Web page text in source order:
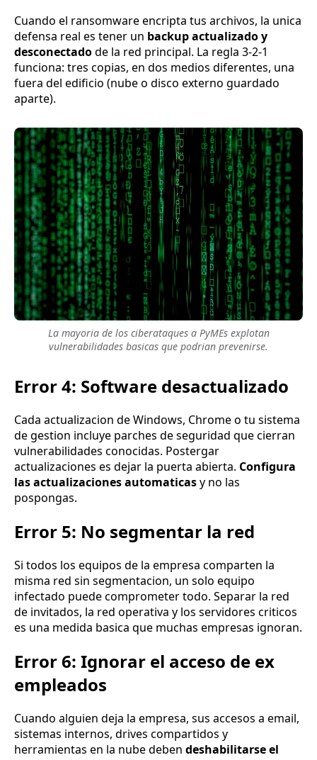
Cuando el ransomware encripta tus archivos, la unica
defensa real es tener un backup actualizado y
desconectadode la red principal. La regla 3-2-1
funciona: tres copias, en dos medios diferentes, una
fuera del edificio (nube o disco externo guardado
aparte).
La mayoria de los ciberataques a PyMEs explotan
vulnerabilidades basicas que podrian prevenirse.
Error 4: Software desactualizado
Cada actualizacion de Windows, Chrome o tu sistema
de gestion incluye parches de seguridad que cierran
vulnerabilidades conocidas. Postergar
actualizaciones es dejar la puerta abierta. Configura
las actualizaciones automaticasy no las
pospongas.
Error 5: No segmentar la red
Si todos los equipos de la empresa comparten la
misma red sin segmentacion, un solo equipo
infectado puede comprometer todo. Separar la red
de invitados, la red operativa y los servidores criticos
es una medida basica que muchas empresas ignoran.
Error 6: Ignorar el acceso de ex
empleados
Cuando alguien deja la empresa, sus accesos a email,
sistemas internos, drives compartidos y
herramientas en la nube deben deshabilitarse el